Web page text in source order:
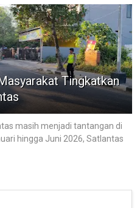
Tingkatkan
masih menjadi tantangan di
hingga Juni 2026, Satlantas